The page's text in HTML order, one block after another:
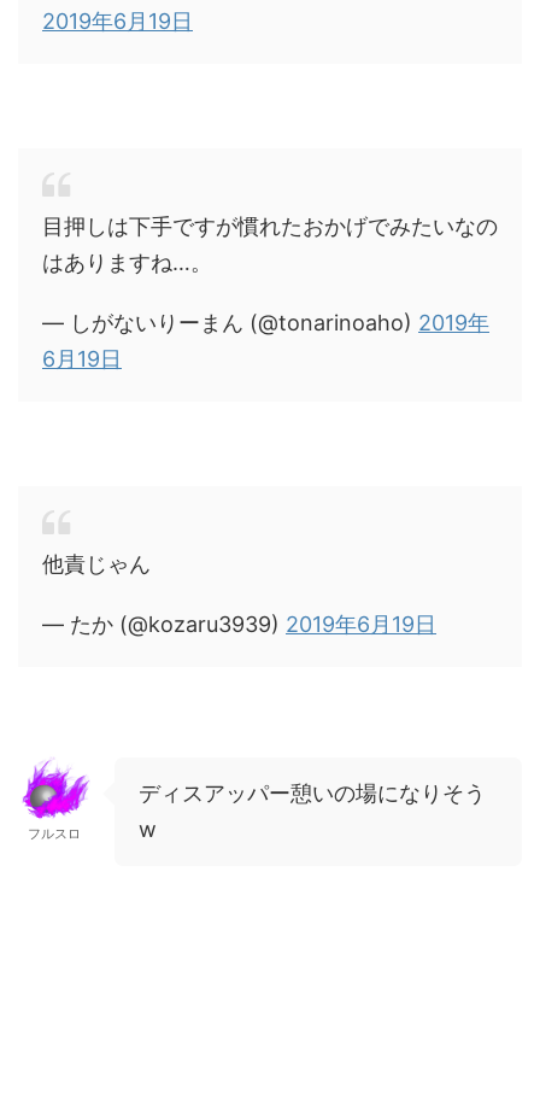
2019年6月19日
目押しは下手ですが慣れたおかげでみたいなの
はありますね…。
— しがないりーまん (@tonarinoaho) 2019年
6月19日
他責じゃん
— たか (@kozaru3939) 2019年6月19日
フルスロ
ディスアッパー憩いの場になりそう
w